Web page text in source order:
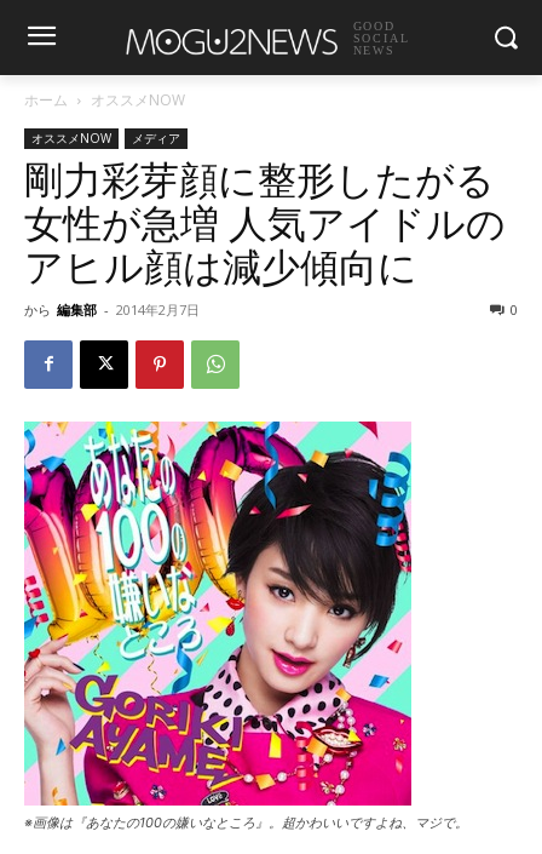
GOOD
SOCIAL
NEWS
ホーム オススメNOW
オススメNOW メディア
剛力彩芽顔に整形したがる
女性が急増 人気アイドルの
アヒル顔は減少傾向に
から 編集部 - 2014年2月7日 0
※画像は『あなたの100の嫌いなところ』。超かわいいですよね、マジで。